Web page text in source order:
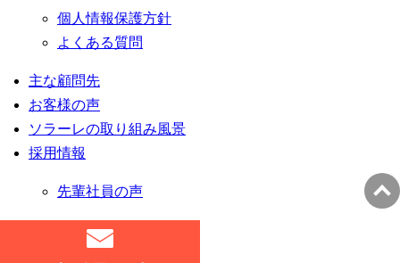
個人情報保護方針
よくある質問
主な顧問先
お客様の声
ソラーレの取り組み風景
採用情報
先輩社員の声
サイトマップ